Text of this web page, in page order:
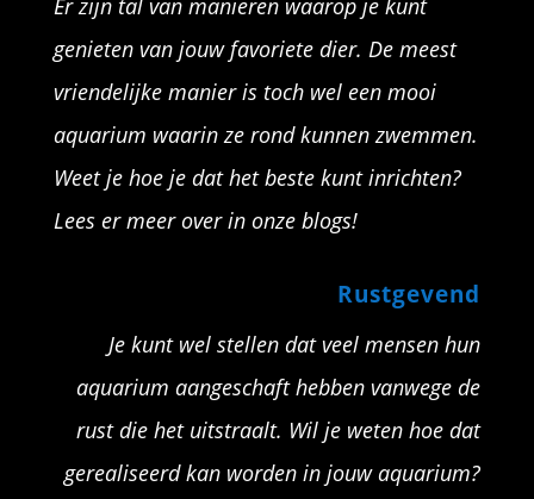
Er zijn tal van manieren waarop je kunt
genieten van jouw favoriete dier. De meest
vriendelijke manier is toch wel een mooi
aquarium waarin ze rond kunnen zwemmen.
Weet je hoe je dat het beste kunt inrichten?
Lees er meer over in onze blogs!
Rustgevend
Je kunt wel stellen dat veel mensen hun
aquarium aangeschaft hebben vanwege de
rust die het uitstraalt. Wil je weten hoe dat
gerealiseerd kan worden in jouw aquarium?